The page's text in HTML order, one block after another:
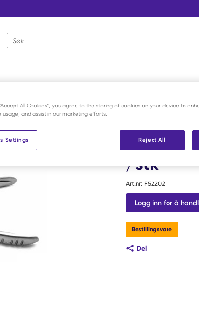
Nettstedsøk
Securos Surgical
/stk
Art.nr: F52202
Logg inn for å
Bestillingsvare
Del
All Cookies”, you agree to the storing of cookies on your device to
usage, and assist in our marketing efforts.
Reject All
Settings